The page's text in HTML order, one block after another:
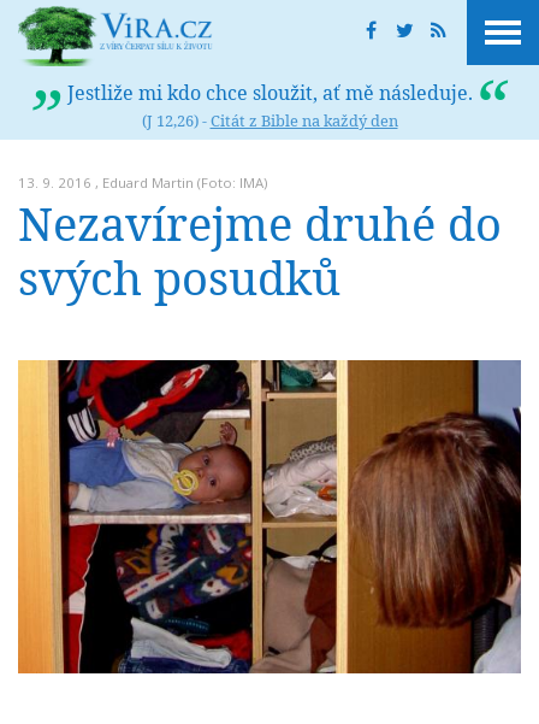
Jestliže mi kdo chce sloužit, ať mě následuje.
(J 12,26) -Citát z Bible na každý den
13. 9. 2016 , Eduard Martin (Foto: IMA)
Nezavírejme druhé do
svých posudků